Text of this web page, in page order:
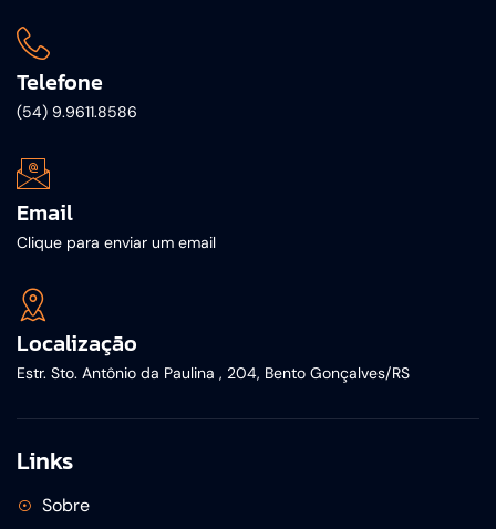
Telefone
(54) 9.9611.8586
Email
Clique para enviar um email
Localização
Estr. Sto. Antônio da Paulina , 204, Bento Gonçalves/RS
Links
Sobre